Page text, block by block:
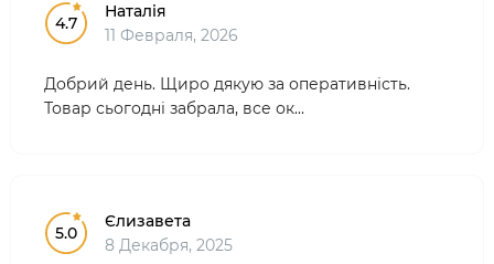
4.7
Наталія
11 Февраля, 2026
Добрий день. Щиро дякую за оперативність.
Товар сьогодні забрала, все ок...
5.0
Єлизавета
8 Декабря, 2025